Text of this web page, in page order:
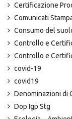
Certificazione
Comunicati
Consumo del
Controllo e
Controllo e
covid-19
covid19
Denominazioni di
Dop Igp Stg